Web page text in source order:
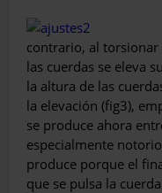
contrario, al torsionar
las cuerdas se eleva
la altura de las
la elevación (fig3),
se produce ahora
especialmente
produce porque el
que se pulsa la